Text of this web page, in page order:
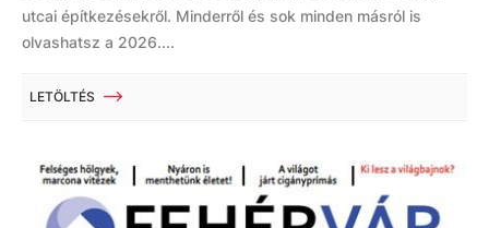
utcai építkezésekről. Minderről és sok minden másról is
olvashatsz a 2026....
LETÖLTÉS